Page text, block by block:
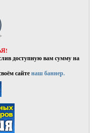
доступную вам сумму на
сайтенаш баннер.